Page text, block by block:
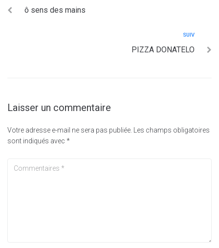
ô sens des mains
SUIV
PIZZA DONATELO
Laisser un commentaire
Votre adresse e-mail ne sera pas publiée.
Les champs obligatoires
sont indiqués avec *